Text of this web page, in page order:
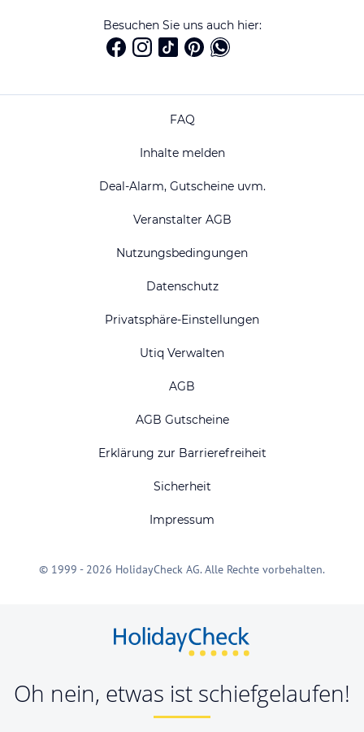
Besuchen Sie uns auch hier:
FAQ
Inhalte melden
Deal-Alarm, Gutscheine uvm.
Veranstalter AGB
Nutzungsbedingungen
Datenschutz
Privatsphäre-Einstellungen
Utiq Verwalten
AGB
AGB Gutscheine
Erklärung zur Barrierefreiheit
Sicherheit
Impressum
© 1999 - 2026 HolidayCheck AG. Alle Rechte vorbehalten.
Oh nein, etwas ist schiefgelaufen!